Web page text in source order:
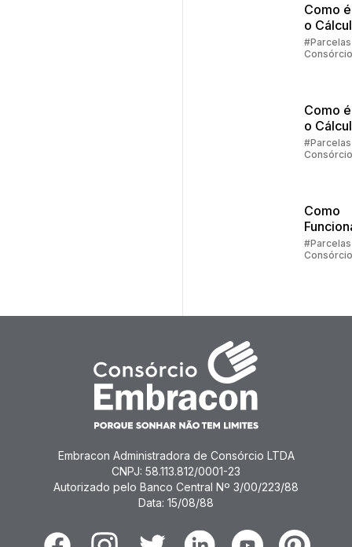
Como
o
Consórcio
Como
o
Consórcio
Como
Consórcio
Embracon Administradora de Consórcio LTDA
CNPJ: 58.113.812/0001-23
Autorizado pelo Banco Central Nº 3/00/223/88
Data: 15/08/88
FacebookInstagramTwitter LinkedinYoutubePinterest